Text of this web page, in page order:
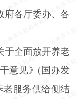
府各厅委办、各
于全面放开养老
意见》(国办发
老服务供给侧结